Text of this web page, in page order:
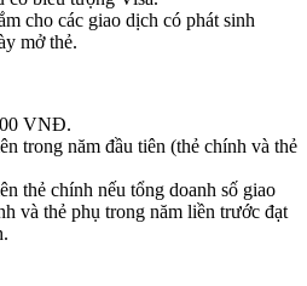
cho các giao dịch có phát sinh
mở thẻ.
VNĐ.
trong năm đầu tiên (thẻ chính và thẻ
thẻ chính nếu tổng doanh số giao
và thẻ phụ trong năm liền trước đạt